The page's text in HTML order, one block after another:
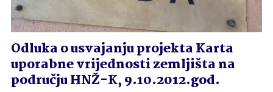
Odluka o usvajanju projekta Karta
uporabne vrijednosti zemljišta na
području HNŽ-K, 9.10.2012.god.